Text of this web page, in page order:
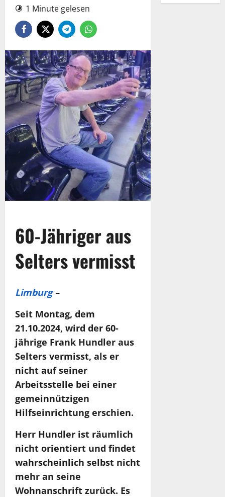
1 Minute gelesen
60-Jähriger aus
Selters vermisst
Limburg–
Seit Montag, dem
21.10.2024, wird der 60-
jährige Frank Hundler aus
Selters vermisst, als er
nicht auf seiner
Arbeitsstelle bei einer
gemeinnützigen
Hilfseinrichtung erschien.
Herr Hundler ist räumlich
nicht orientiert und findet
wahrscheinlich selbst nicht
mehr an seine
Wohnanschrift zurück. Es